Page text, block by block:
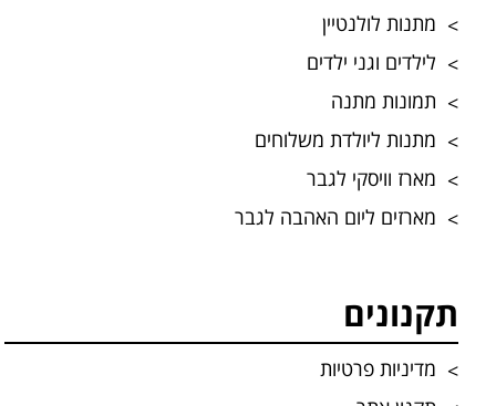
מתנות לולנטיין
לילדים וגני ילדים
תמונות מתנה
מתנות ליולדת משלוחים
מארז וויסקי לגבר
מארזים ליום האהבה לגבר
תקנונים
מדיניות פרטיות